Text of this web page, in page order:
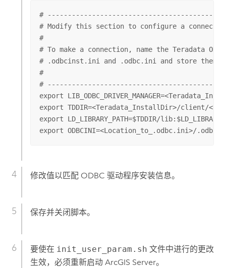
#
# Modify this section to configure a
#
# To make a connection, name the Teradata
# .odbcinst.ini and .odbc.ini and store them
#
#
export
export TDDIR=<Teradata_InstallDir>/client/
export LD_LIBRARY_PATH=$TDDIR/
export ODBCINI=<Location_to_.odbc.ini>/
修改值以匹配 ODBC 驱动程序安装信息。
保存并关闭脚本。
要使在 init_user_param.sh 文件中进行的更改
生效，必须重新启动 ArcGIS Server。